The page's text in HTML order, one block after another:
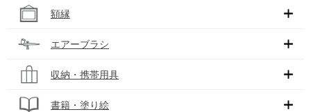
額縁
エアーブラシ
収納・携帯用具
書籍・塗り絵